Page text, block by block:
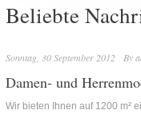
Beliebte
Sonntag, 30 September 2012 By
Damen- und
Wir bieten Ihnen auf 1200 m²